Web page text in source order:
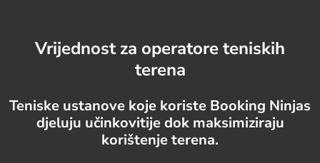
Vrijednost za operatore teniskih
terena
Teniske ustanove koje koriste Booking Ninjas
djeluju učinkovitije dok maksimiziraju
korištenje terena.